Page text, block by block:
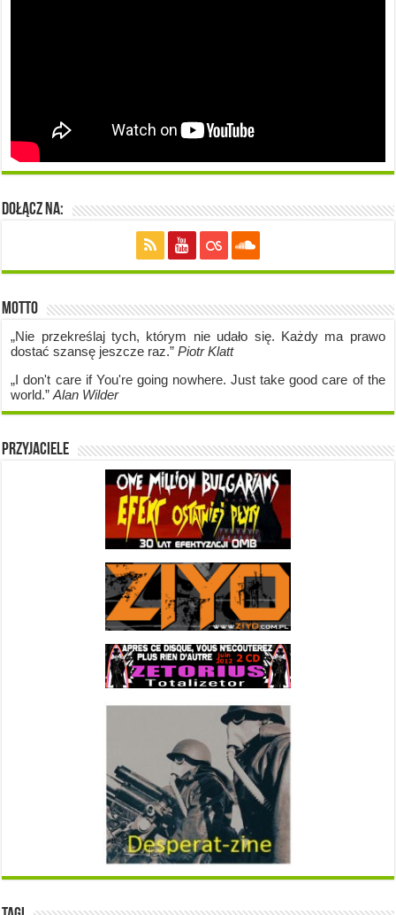
Dołącz na:
Motto
„Nie przekreślaj tych, którym nie udało się. Każdy ma prawo
dostać szansę jeszcze raz.”Piotr Klatt
„I don't care if You're going nowhere. Just take good care of the
world.”Alan Wilder
Przyjaciele